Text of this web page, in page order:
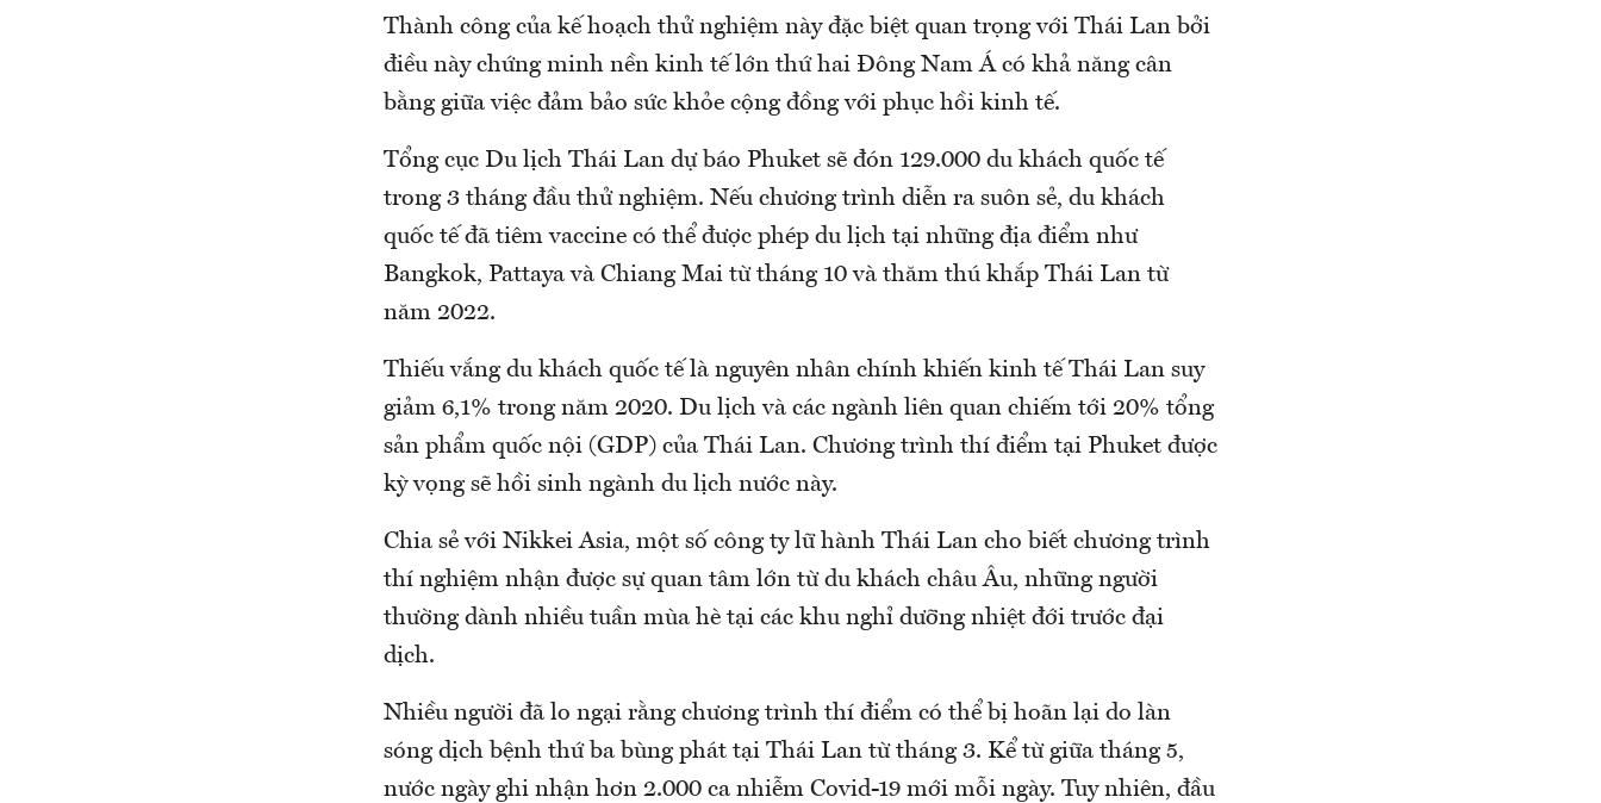
Thành công của kế hoạch thử nghiệm này đặc biệt quan trọng với Thái Lan bởi
điều này chứng minh nền kinh tế lớn thứ hai Đông Nam Á có khả năng cân
bằng giữa việc đảm bảo sức khỏe cộng đồng với phục hồi kinh tế.
Tổng cục Du lịch Thái Lan dự báo Phuket sẽ đón 129.000 du khách quốc tế
trong 3 tháng đầu thử nghiệm. Nếu chương trình diễn ra suôn sẻ, du khách
quốc tế đã tiêm vaccine có thể được phép du lịch tại những địa điểm như
Bangkok, Pattaya và Chiang Mai từ tháng 10 và thăm thú khắp Thái Lan từ
năm 2022.
Thiếu vắng du khách quốc tế là nguyên nhân chính khiến kinh tế Thái Lan suy
giảm 6,1% trong năm 2020. Du lịch và các ngành liên quan chiếm tới 20% tổng
sản phẩm quốc nội (GDP) của Thái Lan. Chương trình thí điểm tại Phuket được
kỳ vọng sẽ hồi sinh ngành du lịch nước này.
Chia sẻ với Nikkei Asia, một số công ty lữ hành Thái Lan cho biết chương trình
thí nghiệm nhận được sự quan tâm lớn từ du khách châu Âu, những người
thường dành nhiều tuần mùa hè tại các khu nghỉ dưỡng nhiệt đới trước đại
dịch.
Nhiều người đã lo ngại rằng chương trình thí điểm có thể bị hoãn lại do làn
sóng dịch bệnh thứ ba bùng phát tại Thái Lan từ tháng 3. Kể từ giữa tháng 5,
nước ngày ghi nhận hơn 2.000 ca nhiễm Covid-19 mới mỗi ngày. Tuy nhiên, đầu